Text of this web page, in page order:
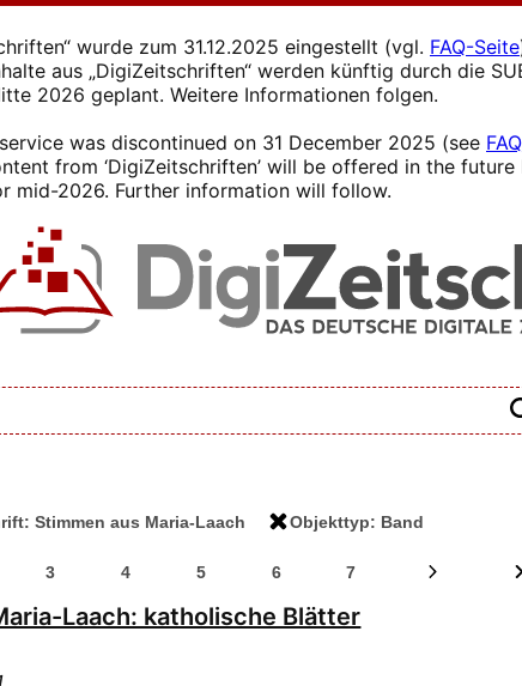
wurde zum 31.12.2025 eingestellt (vgl. FAQ-Seite
aus „DigiZeitschriften“ werden künftig durch die
2026 geplant. Weitere Informationen folgen.
was discontinued on 31 December 2025 (see
from ‘DigiZeitschriften’ will be offered in the
mid-2026. Further information will follow.
Stimmen aus Maria-Laach Objekttyp: Band
3 4 5 6 7
Laach: katholische Blätter